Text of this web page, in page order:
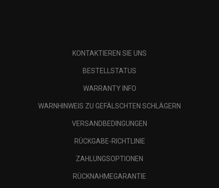
KONTAKTIEREN SIE UNS
BESTELLSTATUS
WARRANTY INFO
WARNHINWEIS ZU GEFÄLSCHTEN SCHLÄGERN
VERSANDBEDINGUNGEN
RÜCKGABE-RICHTLINIE
ZAHLUNGSOPTIONEN
RÜCKNAHMEGARANTIE